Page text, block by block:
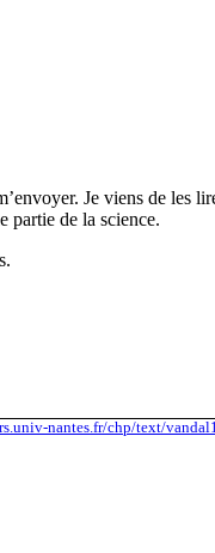
Je viens de les
partie de la science.
nantes.fr/chp/text/